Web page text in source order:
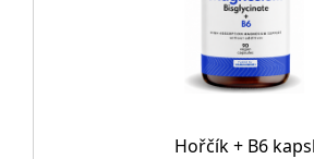
Hořčík + B6